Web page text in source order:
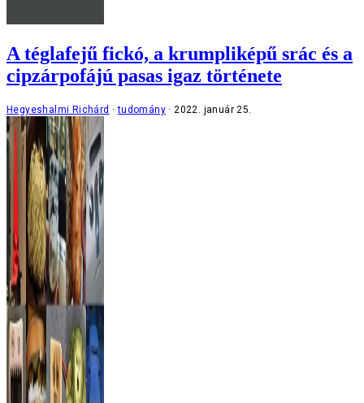
A téglafejű fickó, a krumpliképű srác és a
cipzárpofájú pasas igaz története
Hegyeshalmi Richárd tudomány 2022. január 25.